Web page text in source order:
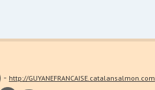
- http://GUYANEFRANCAISE.catalansalmon.com